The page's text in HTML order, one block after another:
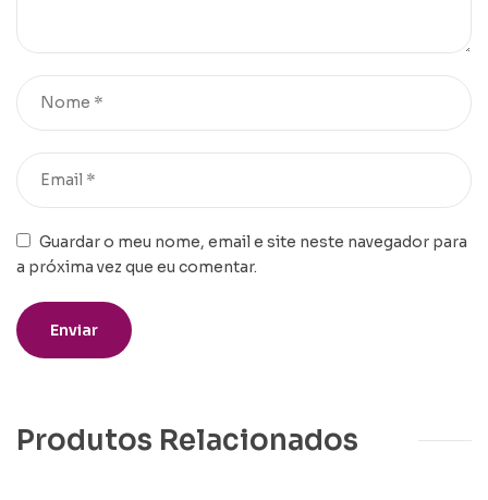
Guardar o meu nome, email e site neste navegador para
a próxima vez que eu comentar.
Produtos Relacionados